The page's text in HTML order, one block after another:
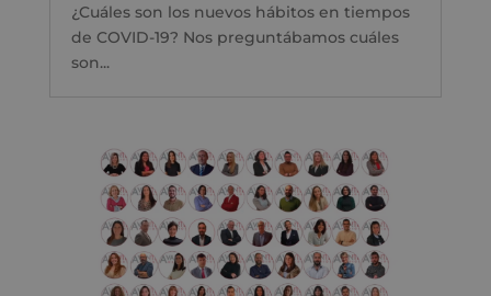
¿Cuáles son los nuevos hábitos en tiempos
de COVID-19? Nos preguntábamos cuáles
son...